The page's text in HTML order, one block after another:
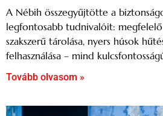
A Nébih összegyűjtötte a
legfontosabb tudnivalóit:
szakszerű tárolása, nyers húsok
felhasználása – mind
Tovább olvasom »